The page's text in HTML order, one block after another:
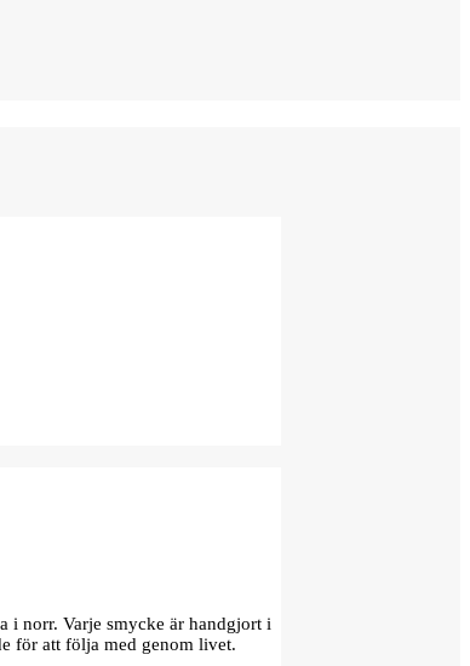
i norr. Varje smycke är handgjort i
för att följa med genom livet.